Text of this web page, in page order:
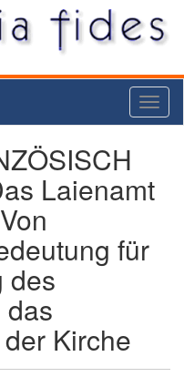
Laienamt
für
des
Kirche